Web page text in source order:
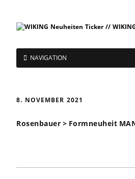
NAVIGATION
8. NOVEMBER 2021
Rosenbauer > Formneuheit